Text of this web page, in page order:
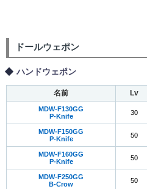
ドールウェポン
ハンドウェポン
名前 Lv
MDW-F130GG
P-Knife
30
MDW-F150GG
P-Knife
50
MDW-F160GG
P-Knife
50
MDW-F250GG
B-Crow
50